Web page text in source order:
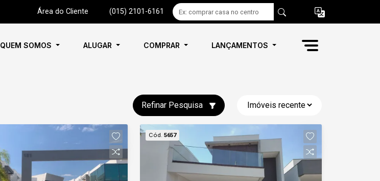
Área do Cliente (015) 2101-6161
QUEM SOMOS ALUGAR COMPRAR LANÇAMENTOS
Refinar Pesquisa
Cód. 5657